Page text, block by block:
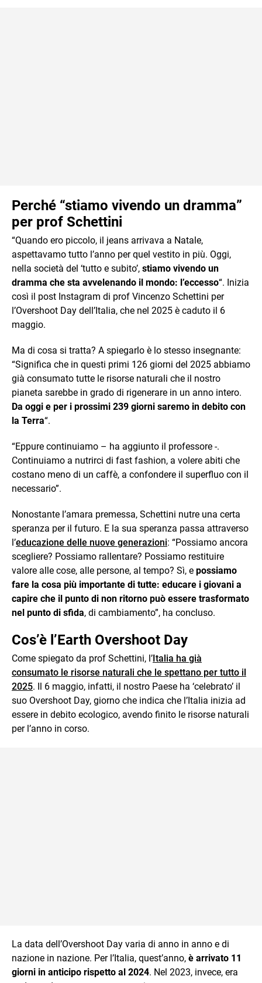
Perché “stiamo vivendo un dramma”
per prof Schettini
“Quando ero piccolo, il jeans arrivava a Natale,
aspettavamo tutto l’anno per quel vestito in più. Oggi,
nella società del ‘tutto e subito’, stiamo vivendo un
dramma che sta avvelenando il mondo: l’eccesso“. Inizia
così il post Instagram di prof Vincenzo Schettini per
l’Overshoot Day dell’Italia, che nel 2025 è caduto il 6
maggio.
Ma di cosa si tratta? A spiegarlo è lo stesso insegnante:
“Significa che in questi primi 126 giorni del 2025 abbiamo
già consumato tutte le risorse naturali che il nostro
pianeta sarebbe in grado di rigenerare in un anno intero.
Da oggi e per i prossimi 239 giorni saremo in debito con
la Terra“.
“Eppure continuiamo – ha aggiunto il professore -.
Continuiamo a nutrirci di fast fashion, a volere abiti che
costano meno di un caffè, a confondere il superfluo con il
necessario”.
Nonostante l’amara premessa, Schettini nutre una certa
speranza per il futuro. E la sua speranza passa attraverso
l’educazione delle nuove generazioni: “Possiamo ancora
scegliere? Possiamo rallentare? Possiamo restituire
valore alle cose, alle persone, al tempo? Sì, e possiamo
fare la cosa più importante di tutte: educare i giovani a
capire che il punto di non ritorno può essere trasformato
nel punto di sfida, di cambiamento”, ha concluso.
Cos’è l’Earth Overshoot Day
Come spiegato da prof Schettini, l’Italia ha già
consumato le risorse naturali che le spettano per tutto il
2025. Il 6 maggio, infatti, il nostro Paese ha ‘celebrato’ il
suo Overshoot Day, giorno che indica che l’Italia inizia ad
essere in debito ecologico, avendo finito le risorse naturali
per l’anno in corso.
La data dell’Overshoot Day varia di anno in anno e di
nazione in nazione. Per l’Italia, quest’anno, è arrivato 11
giorni in anticipo rispetto al 2024. Nel 2023, invece, era